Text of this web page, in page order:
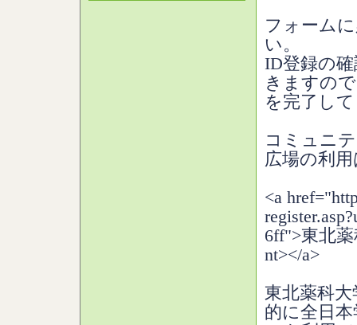
フォーム
い。
ID登録の
きますの
を完了し
コミュニ
広場の利
<a
6ff">東北
nt></a>
東北薬科
的に全日